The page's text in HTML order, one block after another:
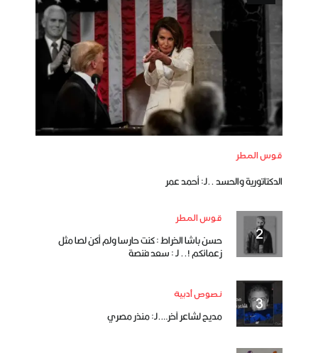
قوس المطر
الدكتاتورية والحسد ..لـ: أحمد عمر
قوس المطر
حسن باشا الخراط : كنت حارسا ولم أكن لصا مثل
زعمائكم !.. لـ : سعد فنصة
نصوص أدبية
مديح لشاعر آخر….لـ: منذر مصري